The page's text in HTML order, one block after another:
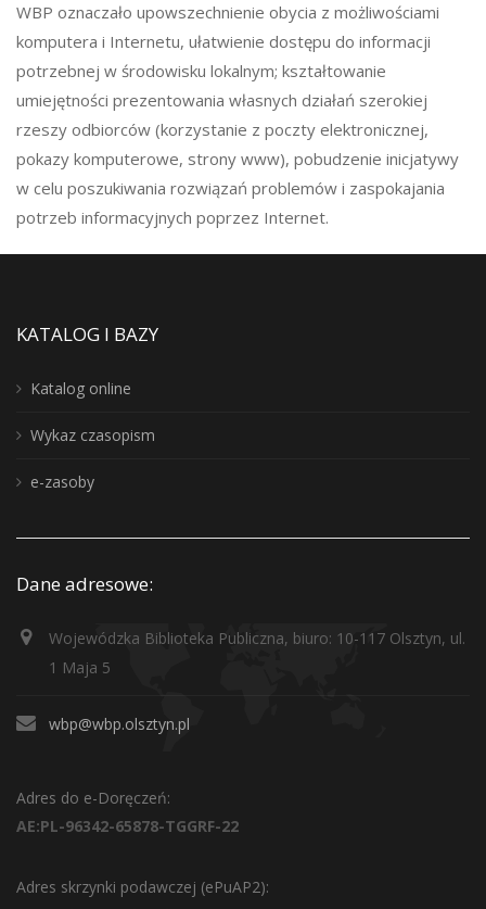
WBP oznaczało upowszechnienie obycia z możliwościami
komputera i Internetu, ułatwienie dostępu do informacji
potrzebnej w środowisku lokalnym; kształtowanie
umiejętności prezentowania własnych działań szerokiej
rzeszy odbiorców (korzystanie z poczty elektronicznej,
pokazy komputerowe, strony www), pobudzenie inicjatywy
w celu poszukiwania rozwiązań problemów i zaspokajania
potrzeb informacyjnych poprzez Internet.
KATALOG I BAZY
Katalog online
Wykaz czasopism
e-zasoby
Dane adresowe:
Wojewódzka Biblioteka Publiczna, biuro: 10-117 Olsztyn, ul.
1 Maja 5
wbp@wbp.olsztyn.pl
Adres do e-Doręczeń:
AE:PL-96342-65878-TGGRF-22
Adres skrzynki podawczej (ePuAP2):